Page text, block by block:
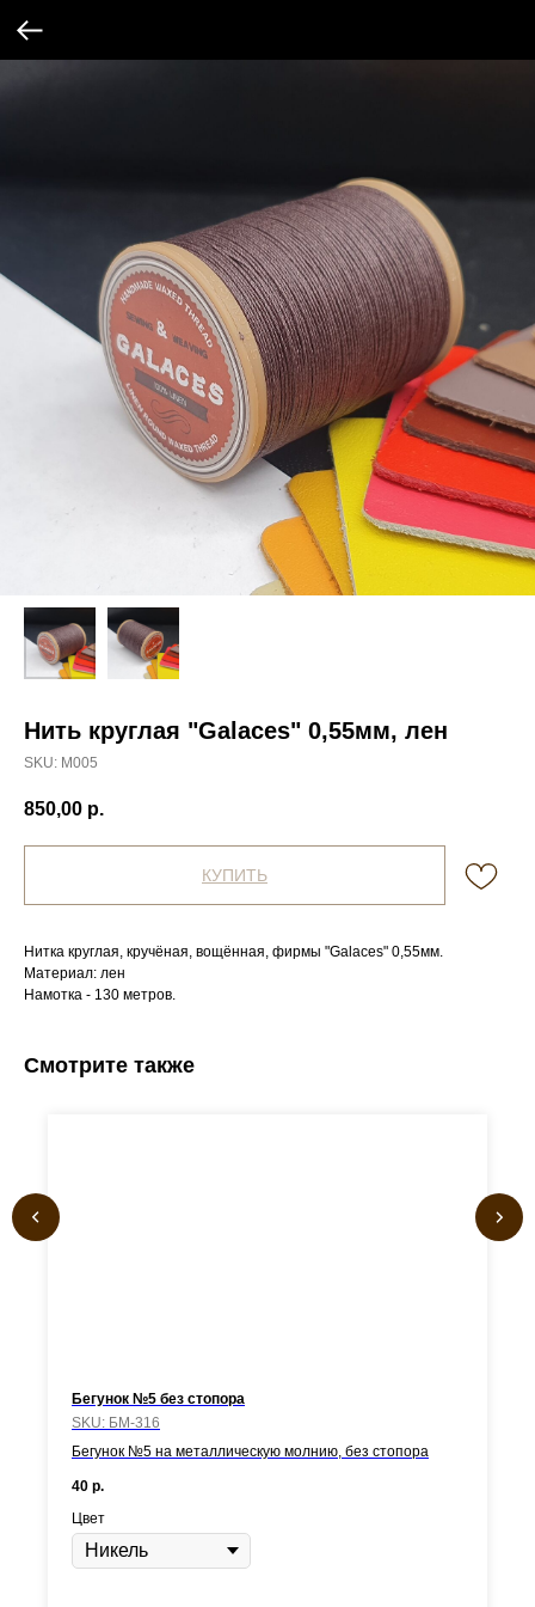
Нить круглая "Galaces" 0,55мм, лен
SKU: М005
850,00 р.
КУПИТЬ
Нитка круглая, кручёная, вощённая, фирмы "Galaces" 0,55мм.
Материал: лен
Намотка - 130 метров.
Смотрите также
Бегунок №5 без стопора
SKU: БМ-316
Бегунок №5 на металлическую молнию, без стопора
40 р.
Цвет